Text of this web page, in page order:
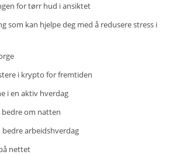
for tørr hud i ansiktet
som kan hjelpe deg med å redusere stress i
i krypto for fremtiden
i en aktiv hverdag
bedre om natten
bedre arbeidshverdag
nettet